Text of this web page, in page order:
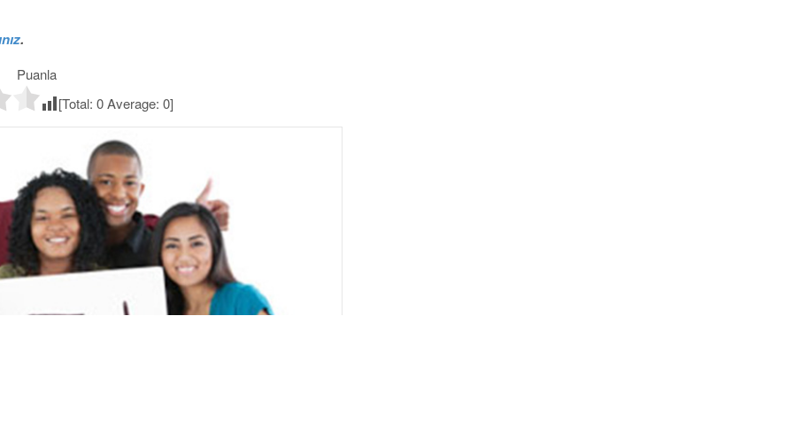
.
Puanla
[Total:0Average:0]